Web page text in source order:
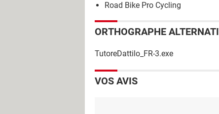
Road Bike Pro Cycling
ORTHOGRAPHE
TutoreDattilo_FR-3.exe
VOS AVIS